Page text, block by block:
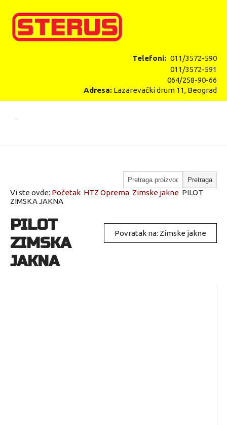
Telefoni: 011/3572-590
011/3572-591
064/258-90-66
Adresa: Lazarevački drum 11, Beograd
Vi ste ovde: Početak HTZ Oprema Zimske jakne PILOT
ZIMSKA JAKNA
Povratak na: Zimske jakne
PILOT
ZIMSKA
JAKNA